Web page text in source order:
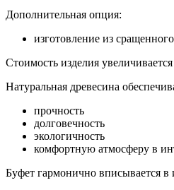
Дополнительная опция:
изготовление из
Стоимость изделия
Натуральная древесина
прочность
долговечность
экологичность
комфортную атмосферу в
Буфет гармонично вписывается в